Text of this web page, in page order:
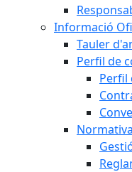
Informació
Tauler
Perfil de
Perfil
Normativa